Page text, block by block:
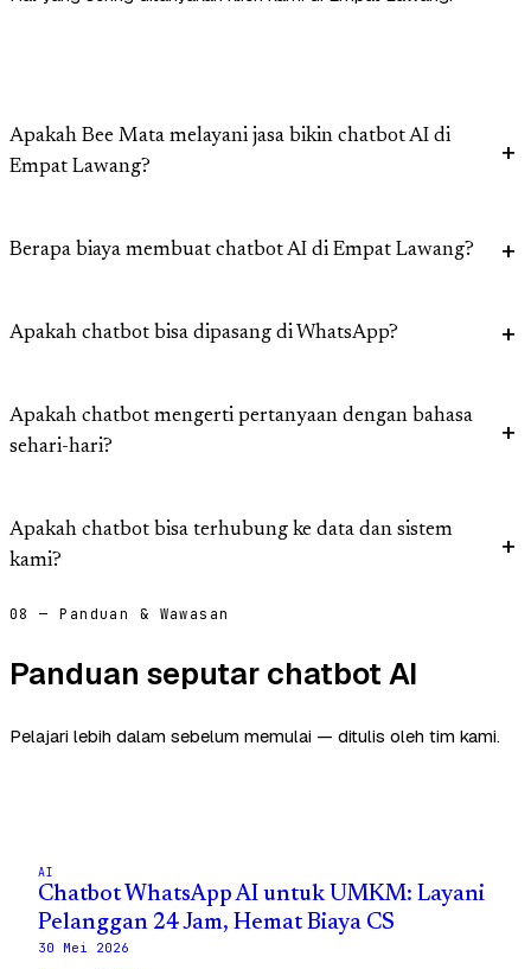
Apakah Bee Mata melayani jasa bikin chatbot AI di
Empat Lawang?
Berapa biaya membuat chatbot AI di Empat Lawang?
Apakah chatbot bisa dipasang di WhatsApp?
Apakah chatbot mengerti pertanyaan dengan bahasa
sehari-hari?
Apakah chatbot bisa terhubung ke data dan sistem
kami?
08 — Panduan & Wawasan
Panduan seputar chatbot AI
Pelajari lebih dalam sebelum memulai — ditulis oleh tim kami.
AI
Chatbot WhatsApp AI untuk UMKM: Layani
Pelanggan 24 Jam, Hemat Biaya CS
30 Mei 2026